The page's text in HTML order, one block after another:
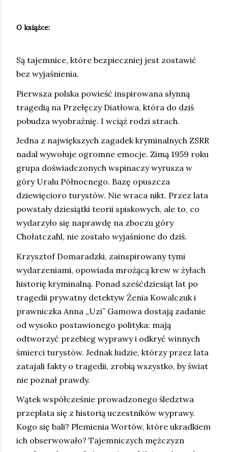
O książce:
Są tajemnice, które bezpieczniej jest zostawić
bez wyjaśnienia.
Pierwsza polska powieść inspirowana słynną
tragedią na Przełęczy Diatłowa, która do dziś
pobudza wyobraźnię. I wciąż rodzi strach.
Jedna z największych zagadek kryminalnych ZSRR
nadal wywołuje ogromne emocje. Zimą 1959 roku
grupa doświadczonych wspinaczy wyrusza w
góry Uralu Północnego. Bazę opuszcza
dziewięcioro turystów. Nie wraca nikt. Przez lata
powstały dziesiątki teorii spiskowych, ale to, co
wydarzyło się naprawdę na zboczu góry
Chołatczahl, nie zostało wyjaśnione do dziś.
Krzysztof Domaradzki, zainspirowany tymi
wydarzeniami, opowiada mrożącą krew w żyłach
historię kryminalną. Ponad sześćdziesiąt lat po
tragedii prywatny detektyw Żenia Kowalczuk i
prawniczka Anna „Uzi” Gamowa dostają zadanie
od wysoko postawionego polityka: mają
odtworzyć przebieg wyprawy i odkryć winnych
śmierci turystów. Jednak ludzie, którzy przez lata
zatajali fakty o tragedii, zrobią wszystko, by świat
nie poznał prawdy.
Wątek współcześnie prowadzonego śledztwa
przeplata się z historią uczestników wyprawy.
Kogo się bali? Plemienia Wortów, które ukradkiem
ich obserwowało? Tajemniczych mężczyzn